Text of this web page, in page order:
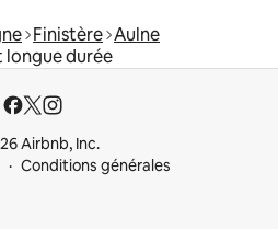
Finistère Aulne
longue durée
Airbnb, Inc.
Conditions générales